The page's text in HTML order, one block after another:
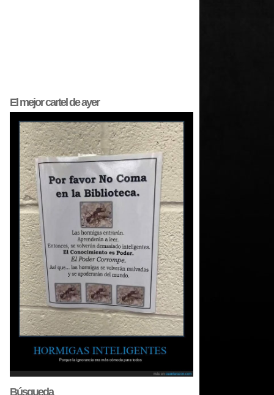
El mejorcartel de ayer
Búsqueda